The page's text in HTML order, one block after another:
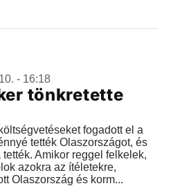
- 16:18
tönkretette
fogadott el a
tették Olaszországot, és
Amikor reggel felkelek,
azokra az ítéletekre,
Olaszország és korm...